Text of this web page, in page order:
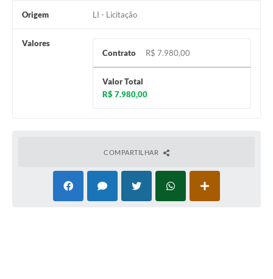
Origem LI - Licitação
Valores
Contrato
R$ 7.980,00
Valor Total
R$ 7.980,00
COMPARTILHAR